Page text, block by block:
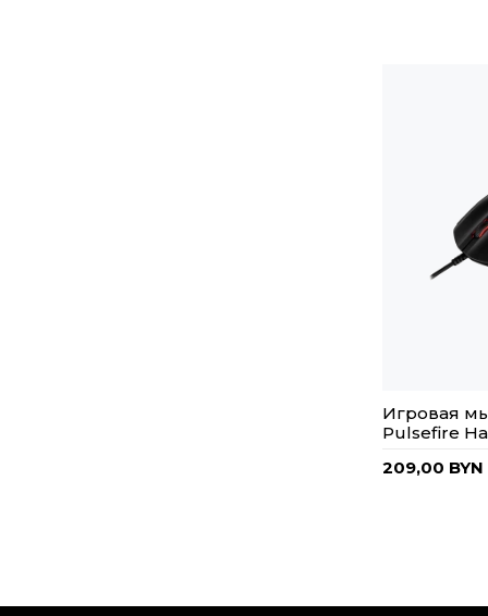
Игровая
Pulsefire
209,00 BYN